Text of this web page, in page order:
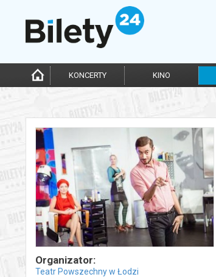
KONCERTY KINO
Organizator:
Teatr Powszechny w Łodzi